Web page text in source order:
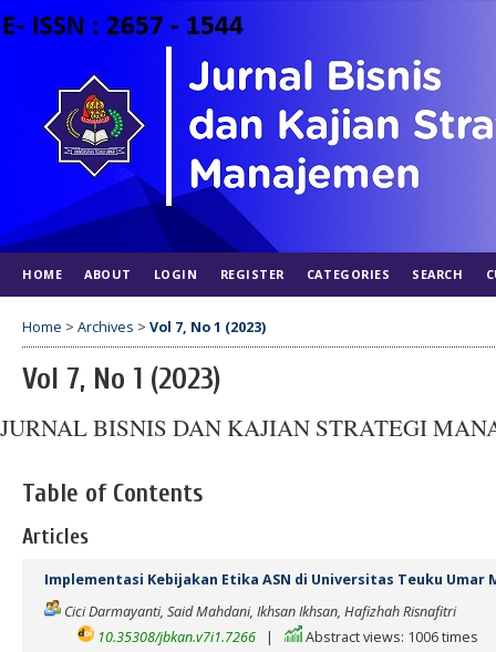
HOME ABOUT LOGIN REGISTER CATEGORIES SEARCH
Home > Archives > Vol 7, No 1 (2023)
Vol 7, No 1 (2023)
JURNAL BISNIS DAN KAJIAN STRATEGI
Table of Contents
Articles
Implementasi Kebijakan Etika ASN di Universitas Teuku Umar
Cici Darmayanti, Said Mahdani, Ikhsan Ikhsan, Hafizhah Risnafitri
10.35308/jbkan.v7i1.7266
| Abstract views: 1006 times